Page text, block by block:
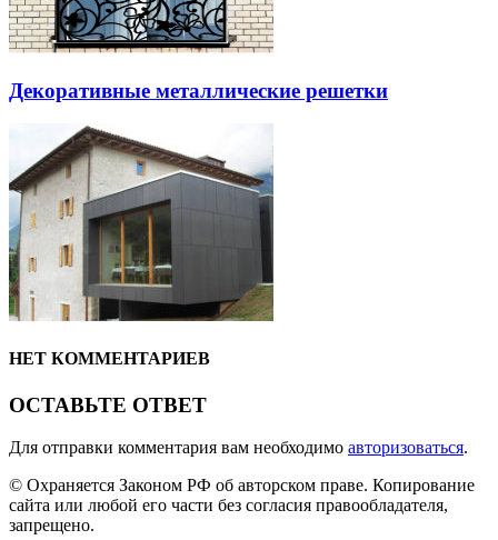
Декоративные металлические решетки
НЕТ КОММЕНТАРИЕВ
ОСТАВЬТЕ ОТВЕТ
Для отправки комментария вам необходимо авторизоваться.
© Охраняется Законом РФ об авторском праве. Копирование
сайта или любой его части без согласия правообладателя,
запрещено.